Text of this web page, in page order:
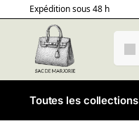
Expédition sous 48 h
Toutes les collections